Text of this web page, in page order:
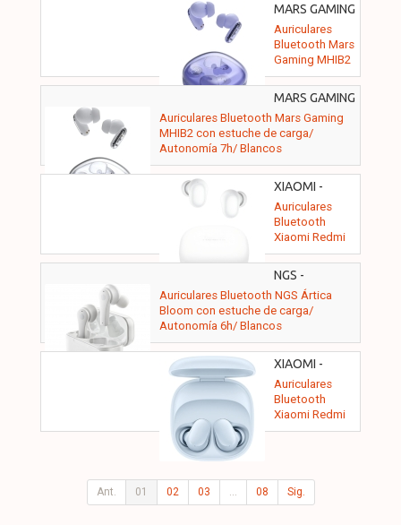
MARS GAMING
- MHIB2PP
Auriculares
Bluetooth Mars
Gaming MHIB2
con estuche de
carga/
Autonomía 7h/
Morados
MARS GAMING
- MHIB2W
Auriculares Bluetooth Mars Gaming
MHIB2 con estuche de carga/
Autonomía 7h/ Blancos
XIAOMI -
BHR8773GL
Auriculares
Bluetooth
Xiaomi Redmi
Buds 6 Play
con estuche de
carga/
Autonomía 7h/
Blancos
NGS -
ARTICABLOOMWHITE
Auriculares Bluetooth NGS Ártica
Bloom con estuche de carga/
Autonomía 6h/ Blancos
XIAOMI -
BHR9283GL
Auriculares
Bluetooth
Xiaomi Redmi
Buds 6 Play
Azules
Ant. 01 02 03 08 Sig.